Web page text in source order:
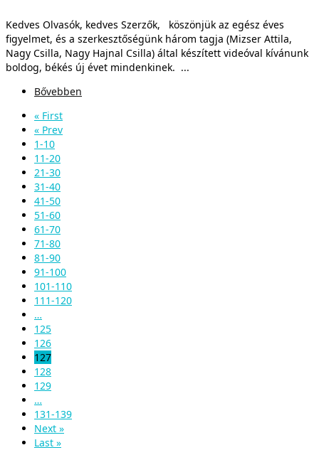
Kedves Olvasók, kedves Szerzők, köszönjük az egész éves
figyelmet, és a szerkesztőségünk három tagja (Mizser Attila,
Nagy Csilla, Nagy Hajnal Csilla) által készített videóval kívánunk
boldog, békés új évet mindenkinek. ...
Bővebben
« First
« Prev
1-10
11-20
21-30
31-40
41-50
51-60
61-70
71-80
81-90
91-100
101-110
111-120
…
125
126
127
128
129
…
131-139
Next »
Last »